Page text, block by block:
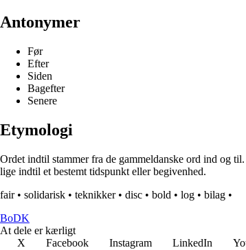
Antonymer
Før
Efter
Siden
Bagefter
Senere
Etymologi
Ordet indtil stammer fra de gammeldanske ord ind og
lige indtil et bestemt tidspunkt eller begivenhed.
fair• solidarisk • teknikker• disc • bold • log • bilag •
BoDK
At dele er kærligt
X
Facebook Instagram LinkedIn